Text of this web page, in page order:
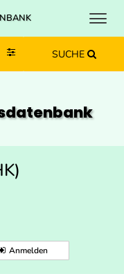
Inhalt springen
Navmenü springen
Suche springen
Footer springen
SUCHE
Anmelden